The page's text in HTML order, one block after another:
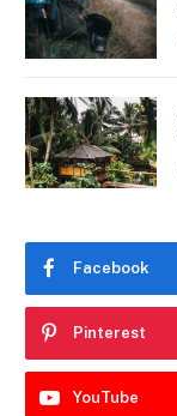
Facebook
Pinterest
YouTube